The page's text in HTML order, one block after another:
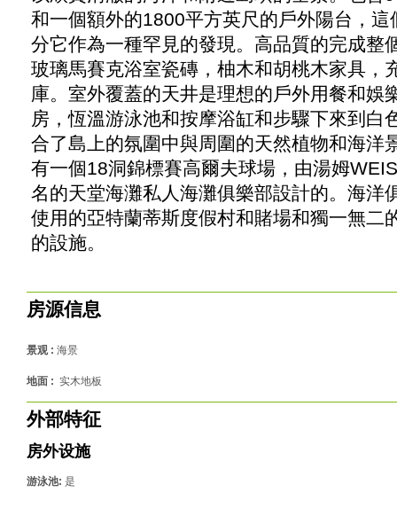
和一個額外的1800平方英尺的戶外陽台，
分它作為一種罕見的發現。高品質的完成整
玻璃馬賽克浴室瓷磚，柚木和胡桃木家具，
庫。室外覆蓋的天井是理想的戶外用餐和娛
房，恆溫游泳池和按摩浴缸和步驟下來到白
合了島上的氛圍中與周圍的天然植物和海洋
有一個18洞錦標賽高爾夫球場，由湯姆
名的天堂海灘私人海灘俱樂部設計的。海洋
使用的亞特蘭蒂斯度假村和賭場和獨一無二
的設施。
房源信息
景观 : 海景
地面 : 实木地板
外部特征
房外设施
游泳池: 是